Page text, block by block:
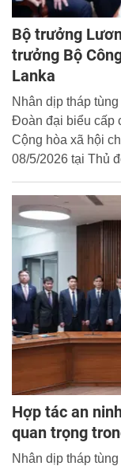
Bộ trưởng
trưởng Bộ
Lanka
Nhân dịp tháp
Đoàn đại biểu cấp
Cộng hòa xã hội
08/5/2026 tại Thủ
Nam đã hội đàm
Wijepala), Bộ
Sri Lanka.
Hợp tác an
quan trọng
Nhân dịp tháp